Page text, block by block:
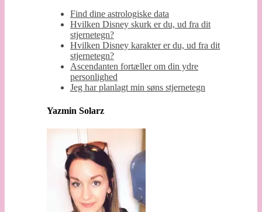
Find dine astrologiske data
Hvilken Disney skurk er du, ud fra dit
stjernetegn?
Hvilken Disney karakter er du, ud fra dit
stjernetegn?
Ascendanten fortæller om din ydre
personlighed
Jeg har planlagt min søns stjernetegn
Yazmin Solarz